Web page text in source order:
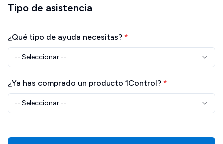
Tipo de asistencia
¿Qué tipo de ayuda necesitas? *
-- Seleccionar --
¿Ya has comprado un producto 1Control? *
-- Seleccionar --